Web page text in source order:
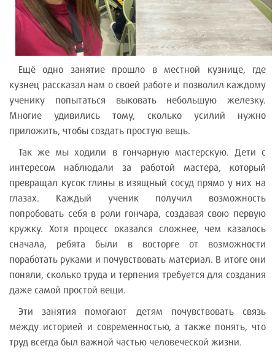
Ещё одно занятие прошло в местной кузнице, где
кузнец рассказал нам о своей работе и позволил каждому
ученику попытаться выковать небольшую железку.
Многие удивились тому, сколько усилий нужно
приложить, чтобы создать простую вещь.
Так же мы ходили в гончарную мастерскую. Дети с
интересом наблюдали за работой мастера, который
превращал кусок глины в изящный сосуд прямо у них на
глазах. Каждый ученик получил возможность
попробовать себя в роли гончара, создавая свою первую
кружку. Хотя процесс оказался сложнее, чем казалось
сначала, ребята были в восторге от возможности
поработать руками и почувствовать материал. В итоге они
поняли, сколько труда и терпения требуется для создания
даже самой простой вещи.
Эти занятия помогают детям почувствовать связь
между историей и современностью, а также понять, что
труд всегда был важной частью человеческой жизни.